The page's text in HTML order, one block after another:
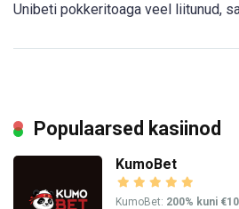
Unibeti pokkeritoaga veel liitunud,
Populaarsed kasiinod
KumoBet
KumoBet: 200% kuni